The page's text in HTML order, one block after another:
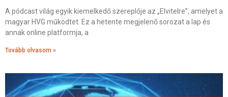
A pódcast világ egyik kiemelkedő szereplője az „Elvitelre”, amelyet a
magyar HVG működtet. Ez a hetente megjelenő sorozat a lap és
annak online platformja, a
Tovább olvasom »